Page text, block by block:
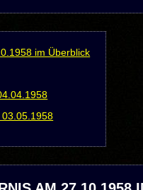
im Überblick